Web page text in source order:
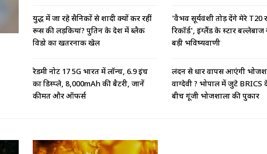
युद्ध में जा रहे सैनिकों से शादी क्यों कर रहीं
रूस की लड़कियां? पुतिन के देश में ब्लैक
विडो का खतरनाक खेल
रेडमी नोट 17 5G भारत में लॉन्च, 6.9 इंच
का डिस्प्ले, 8,000mAh की बैटरी, जानें
कीमत और ऑफर्स
'वैभव सूर्यवंशी तोड़ देंगे मेरे T20
रिकॉर्ड', इंग्लैंड के स्टार
बड़ी भविष्यवाणी
लंदन से धार वापस आएंगी
वाग्देवी ? भोपाल में जुटे BRICS
बीच गूंजी भोजशाला की पुकार